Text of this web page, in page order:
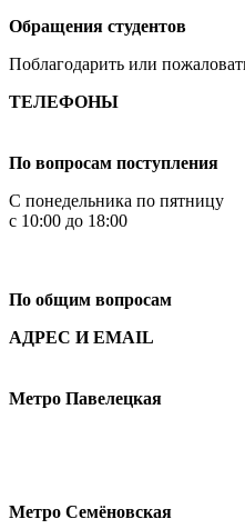
Обращения студентов
Поблагодарить или
ТЕЛЕФОНЫ
По вопросам поступления
С понедельника по пятницу
с 10:00 до 18:00
По общим вопросам
АДРЕС И EMAIL
Метро Павелецкая
Метро Семёновская